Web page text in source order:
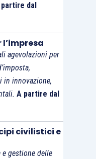
dal
agevolazioni per
in innovazione,
A partire dal
civilistici e
gestione delle